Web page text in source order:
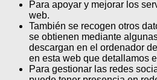
Para apoyar y mejorar los
web.
También se recogen otros
se obtienen mediante
descargan en el ordenador
en esta web que detallamos
Para gestionar las redes